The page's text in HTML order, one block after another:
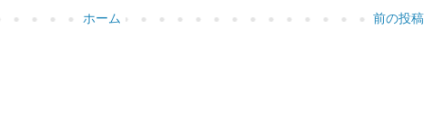
前の投稿
ホーム